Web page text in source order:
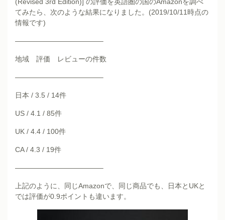
てみたら、次のような結果になりました。(2019/10/11時点の
情報です)
————————————–
地域 評価 レビューの件数
————————————–
日本 / 3.5 / 14件
US / 4.1 / 85件
UK / 4.4 / 100件
CA / 4.3 / 19件
————————————–
上記のように、同じAmazonで、同じ商品でも、日本とUKと
では評価が0.9ポイントも違います。